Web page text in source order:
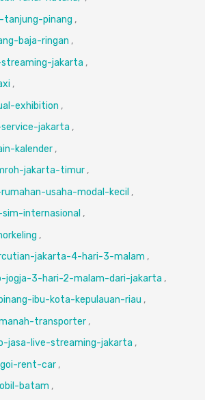
tanjung-pinang ,
baja-ringan ,
jakarta ,
,
exhibition ,
jakarta ,
kalender,
jakarta-timur,
usaha-modal-kecil ,
internasional ,
,
jakarta-4-hari-3-malam ,
jogja-3-hari-2-malam-dari-jakarta ,
ibu-kota-kepulauan-riau ,
transporter,
jasa-live-streaming-jakarta ,
rent-car,
batam ,